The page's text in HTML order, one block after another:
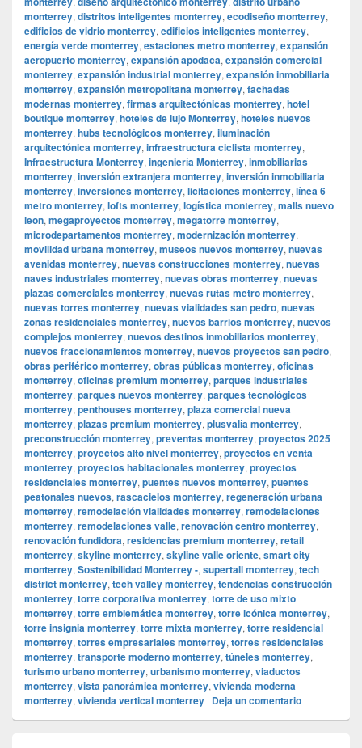
monterrey, distritos inteligentes monterrey, ecodiseño monterrey,
edificios de vidrio monterrey, edificios inteligentes monterrey,
energía verde monterrey, estaciones metro monterrey, expansión
aeropuerto monterrey, expansión apodaca, expansión comercial
monterrey, expansión industrial monterrey, expansión inmobiliaria
monterrey, expansión metropolitana monterrey, fachadas
modernas monterrey, firmas arquitectónicas monterrey, hotel
boutique monterrey, hoteles de lujo Monterrey, hoteles nuevos
monterrey, hubs tecnológicos monterrey, iluminación
arquitectónica monterrey, infraestructura ciclista monterrey,
Infraestructura Monterrey, ingeniería Monterrey, inmobiliarias
monterrey, inversión extranjera monterrey, inversión inmobiliaria
monterrey, inversiones monterrey, licitaciones monterrey, línea 6
metro monterrey, lofts monterrey, logística monterrey, malls nuevo
leon, megaproyectos monterrey, megatorre monterrey,
microdepartamentos monterrey, modernización monterrey,
movilidad urbana monterrey, museos nuevos monterrey, nuevas
avenidas monterrey, nuevas construcciones monterrey, nuevas
naves industriales monterrey, nuevas obras monterrey, nuevas
plazas comerciales monterrey, nuevas rutas metro monterrey,
nuevas torres monterrey, nuevas vialidades san pedro, nuevas
zonas residenciales monterrey, nuevos barrios monterrey, nuevos
complejos monterrey, nuevos destinos inmobiliarios monterrey,
nuevos fraccionamientos monterrey, nuevos proyectos san pedro,
obras periférico monterrey, obras públicas monterrey, oficinas
monterrey, oficinas premium monterrey, parques industriales
monterrey, parques nuevos monterrey, parques tecnológicos
monterrey, penthouses monterrey, plaza comercial nueva
monterrey, plazas premium monterrey, plusvalía monterrey,
preconstrucción monterrey, preventas monterrey, proyectos 2025
monterrey, proyectos alto nivel monterrey, proyectos en venta
monterrey, proyectos habitacionales monterrey, proyectos
residenciales monterrey, puentes nuevos monterrey, puentes
peatonales nuevos, rascacielos monterrey, regeneración urbana
monterrey, remodelación vialidades monterrey, remodelaciones
monterrey, remodelaciones valle, renovación centro monterrey,
renovación fundidora, residencias premium monterrey, retail
monterrey, skyline monterrey, skyline valle oriente, smart city
monterrey, Sostenibilidad Monterrey -, supertall monterrey, tech
district monterrey, tech valley monterrey, tendencias construcción
monterrey, torre corporativa monterrey, torre de uso mixto
monterrey, torre emblemática monterrey, torre icónica monterrey,
torre insignia monterrey, torre mixta monterrey, torre residencial
monterrey, torres empresariales monterrey, torres residenciales
monterrey, transporte moderno monterrey, túneles monterrey,
turismo urbano monterrey, urbanismo monterrey, viaductos
monterrey, vista panorámica monterrey, vivienda moderna
monterrey, vivienda vertical monterrey | Deja un comentario